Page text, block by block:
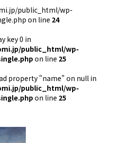
public_html/wp-
on line 24
key 0 in
public_html/wp-
on line 25
property "name" on null in
public_html/wp-
on line 25